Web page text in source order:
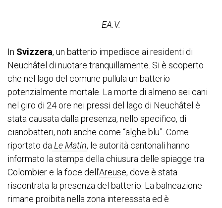
EA.V.
In Svizzera, un batterio impedisce ai residenti di
Neuchâtel di nuotare tranquillamente. Si è scoperto
che nel lago del comune pullula un batterio
potenzialmente mortale. La morte di almeno sei cani
nel giro di 24 ore nei pressi del lago di Neuchâtel è
stata causata dalla presenza, nello specifico, di
cianobatteri, noti anche come “alghe blu”. Come
riportato daLe Matin, le autorità cantonali hanno
informato la stampa della chiusura delle spiagge tra
Colombier e la foce dell’Areuse, dove è stata
riscontrata la presenza del batterio. La balneazione
rimane proibita nella zona interessata ed è